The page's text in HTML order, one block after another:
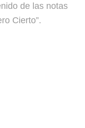
de las notas
Cierto”.